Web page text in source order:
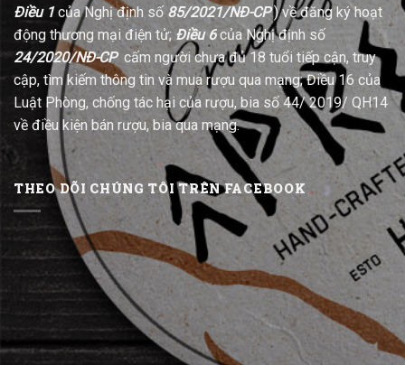
Điều 1của Nghị định số 85/2021/NĐ-CP) về đăng ký hoạt
động thương mại điện tử; Điều 6của Nghị định số
24/2020/NĐ-CPcấm người chưa đủ 18 tuổi tiếp cận, truy
cập, tìm kiếm thông tin và mua rượu qua mạng; Điều 16 của
Luật Phòng, chống tác hại của rượu, bia số 44/ 2019/ QH14
về điều kiện bán rượu, bia qua mạng.
THEO DÕI CHÚNG TÔI TRÊN FACEBOOK